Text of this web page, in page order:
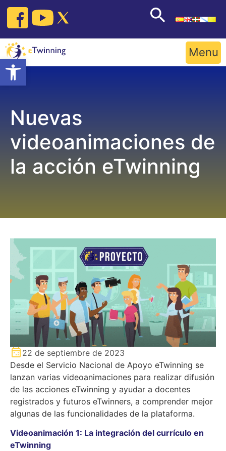
Open toolbar
Skip
content
Menu
Nuevas
videoanimaciones de
la acción eTwinning
22 de septiembre de 2023
Desde el Servicio Nacional de Apoyo eTwinning se
lanzan varias videoanimaciones para realizar difusión
de las acciones eTwinning y ayudar a docentes
registrados y futuros eTwinners, a comprender mejor
algunas de las funcionalidades de la plataforma.
Videoanimación 1: La integración del currículo en
eTwinning